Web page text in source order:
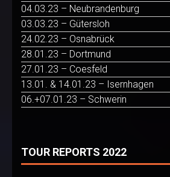
04.03.23 – Neubrandenburg
03.03.23 – Gütersloh
24.02.23 – Osnabrück
28.01.23 – Dortmund
27.01.23 – Coesfeld
13.01. & 14.01.23 – Isernhagen
06.+07.01.23 – Schwerin
TOUR REPORTS 2022